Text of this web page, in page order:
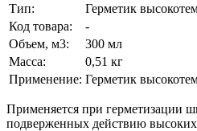
Тип:
Герметик
Код товара:
-
Объем, м3:
300 мл
Масса:
0,51 кг
Применение: Герметик
Применяется при герметизации
подверженных действию высоких